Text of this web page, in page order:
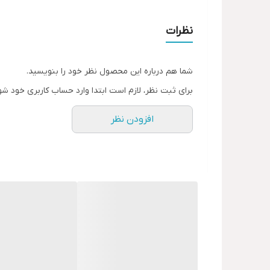
نظرات
شما هم درباره این محصول نظر خود را بنویسید.
برای ثبت نظر، لازم است ابتدا وارد حساب کاربری خود
افزودن نظر